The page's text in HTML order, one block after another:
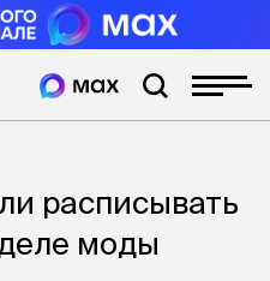
расписывать
моды